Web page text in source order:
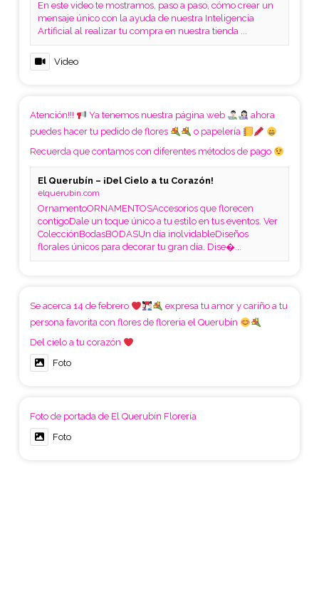
En este video te mostramos, paso a paso, cómo crear un
mensaje único con la ayuda de nuestra Inteligencia
Artificial al realizar tu compra en nuestra tienda ...
Video
Atención!!! Ya tenemos nuestra página web
ahora
puedes hacer tu pedido de flores
o papelería
Recuerda que contamos con diferentes métodos de pago
El Querubín – ¡Del Cielo a tu Corazón!
elquerubin.com
OrnamentoORNAMENTOSAccesorios que florecen
contigoDale un toque único a tu estilo en tus eventos. Ver
ColecciónBodasBODASUn día inolvidableDiseños
florales únicos para decorar tu gran día. Dise�...
Se acerca 14 de febrero
expresa tu amor y cariño a tu
persona favorita con flores de floreria el Querubín
Del cielo a tu corazón
Foto
Foto de portada de El Querubín Florería
Foto